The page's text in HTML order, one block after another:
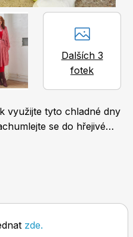
LEGO® časopisy
Dalších 3
fotek
využijte tyto chladné dny
se do hřejivé
příze a pusťte se do
kousky, které jen
speciálu obsahuje 50
barvách. Najděte si
nebo máte
zde.